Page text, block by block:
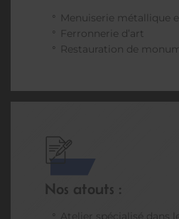
Menuiserie métallique
Ferronnerie d’art
Restauration de
Nos atouts :
Atelier spécialisé dans